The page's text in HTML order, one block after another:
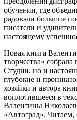
обучении, где
радовали большие
писатели и
настоящему
Новая книга
творчества»
Студии, но и
глубокие и
хозяйки и автора
воплотившееся в
Валентины
«Автоград». Читаем,